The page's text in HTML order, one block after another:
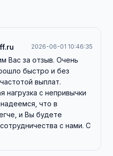
2026-06-01 10:46:35
Вас за отзыв. Очень
быстро и без
выплат.
нагрузка с непривычки
что в
и Вы будете
с нами. С